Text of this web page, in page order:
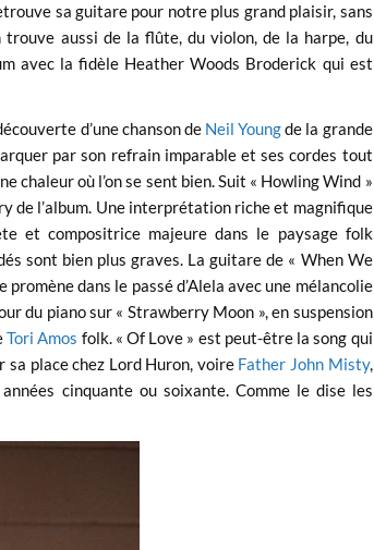
sa guitare pour notre plus grand plaisir, sans
trouve aussi de la flûte, du violon, de la harpe, du
avec la fidèle Heather Woods Broderick qui est
d’une chanson de Neil Youngde la grande
par son refrain imparable et ses cordes tout
chaleur où l’on se sent bien. Suit « Howling Wind »
de l’album. Une interprétation riche et magnifique
et compositrice majeure dans le paysage folk
sont bien plus graves. La guitare de « When We
dans le passé d’Alela avec une mélancolie
du piano sur « Strawberry Moon », en suspension
Tori Amos folk. « Of Love » est peut-être la song qui
place chez Lord Huron, voire Father John Misty,
cinquante ou soixante. Comme le dise les